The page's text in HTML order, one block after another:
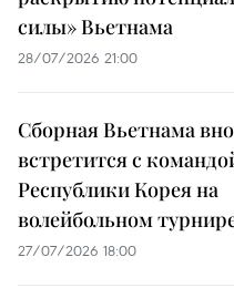
силы» Вьетнама
28/07/2026 21:00
Сборная Вьетнама
встретится с
Республики Корея на
волейбольном
27/07/2026 18:00